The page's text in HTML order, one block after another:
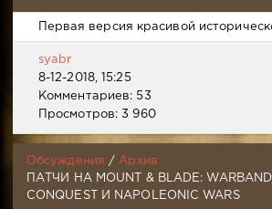
Первая версия красивой
syabr
8-12-2018, 15:25
Комментариев: 53
Просмотров: 3 960
Обсуждения / Архив
ПАТЧИ НА MOUNT & BLADE:
CONQUEST И NAPOLEONIC WARS